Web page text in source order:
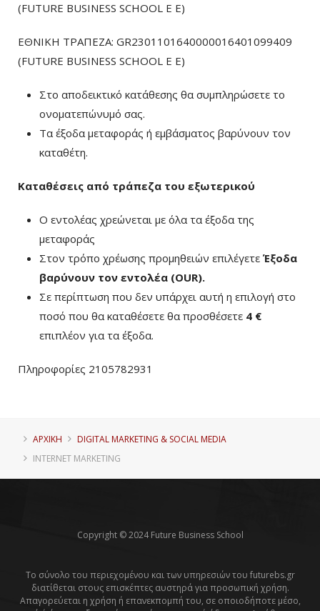
(FUTURE BUSINESS SCHOOL E E)
ΕΘΝΙΚΗ ΤΡΑΠΕΖΑ: GR2301101640000016401099409
(FUTURE BUSINESS SCHOOL E E)
Στο αποδεικτικό κατάθεσης θα συμπληρώσετε το
ονοματεπώνυμό σας.
Τα έξοδα μεταφοράς ή εμβάσματος βαρύνουν τον
καταθέτη.
Καταθέσεις από τράπεζα του εξωτερικού
Ο εντολέας χρεώνεται με όλα τα έξοδα της
μεταφοράς
Στον τρόπο χρέωσης προμηθειών επιλέγετε Έξοδα
βαρύνουν τον εντολέα (ΟUR).
Σε περίπτωση που δεν υπάρχει αυτή η επιλογή στο
ποσό που θα καταθέσετε θα προσθέσετε 4 €
επιπλέον για τα έξοδα.
Πληροφορίες 2105782931
ΑΡΧΙΚΗ
DIGITAL MARKETING & SOCIAL MEDIA
INTERNET MARKETING
Copyright © 2024 Future Business School
Το σύνολο του περιεχομένου και των υπηρεσιών του futurebs.gr
διατίθεται στους επισκέπτες αυστηρά για προσωπική χρήση.
Απαγορεύεται η χρήση ή επανεκπομπή του, σε οποιοδήποτε μέσο,